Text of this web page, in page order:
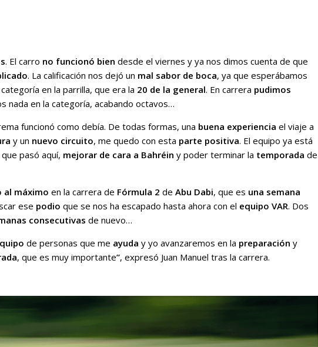
. El carro no funcionó bien desde el viernes y ya nos dimos cuenta de que
. La calificación nos dejó un mal sabor de boca, ya que esperábamos
en la parrilla, que era la 20 de la general. En carrera pudimos
nada en la categoría, acabando octavos…
funcionó como debía. De todas formas, una buena experiencia el viaje a
y un nuevo circuito, me quedo con esta parte positiva. El equipo ya está
pasó aquí, mejorar de cara a Bahréin y poder terminar la temporada de
al máximo en la carrera de Fórmula 2 de Abu Dabi, que es una semana
ese podio que se nos ha escapado hasta ahora con el equipo VAR. Dos
consecutivas de nuevo…
de personas que me ayuda y yo avanzaremos en la preparación y
, que es muy importante”, expresó Juan Manuel tras la carrera.